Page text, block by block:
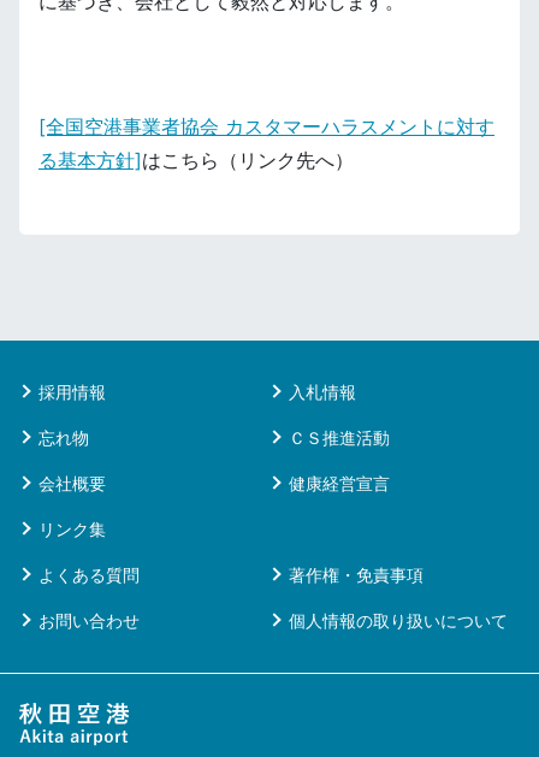
[全国空港事業者協会 カスタマーハラスメントに対す
る基本方針]はこちら（リンク先へ）
採用情報 入札情報
忘れ物 ＣＳ推進活動
会社概要 健康経営宣言
リンク集
よくある質問 著作権・免責事項
お問い合わせ 個人情報の取り扱いについて